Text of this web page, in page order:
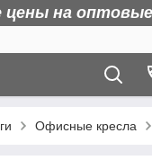
на оптовые
Офисные кресла